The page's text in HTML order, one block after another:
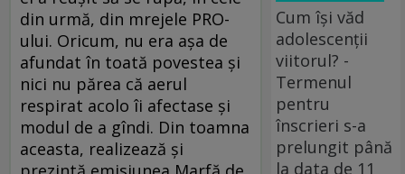
din urmă, din mrejele PRO-
ului. Oricum, nu era aşa de
afundat în toată povestea şi
nici nu părea că aerul
respirat acolo îi afectase şi
modul de a gîndi. Din toamna
aceasta, realizează şi
Cum își văd
adolescenții
viitorul? -
Termenul
pentru
înscrieri s-a
prelungit până
la data de 11